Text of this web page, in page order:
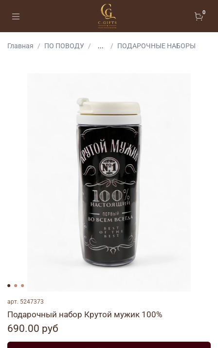
0
Главная ПО ПОВОДУ ... ПОДАРОЧНЫЕ НАБОРЫ
арт. 5247373
Подарочный набор Крутой мужик 100%
690.00 руб